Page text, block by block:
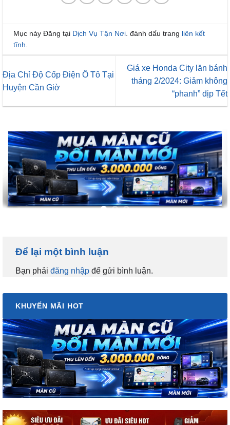
Mục này Đăng tại Dịch Vụ Tận Nơi . đánh dấu trang liên kết
tĩnh
Địa Chỉ Độ Cốp Điện Ô Tô Tại
Huyện Cần Giờ
Giá xe Honda City lăn bánh
tháng 2/2024: Giảm không
“phanh” dịp Tết
Để lại một bình luận
Bạn phải đăng nhập để gửi bình luận.
KHUYẾN MÃI HOT